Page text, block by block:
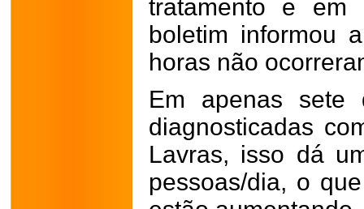
tratamento e em
boletim informou
horas não
Em apenas sete
diagnosticadas
Lavras, isso dá
pessoas/dia, o